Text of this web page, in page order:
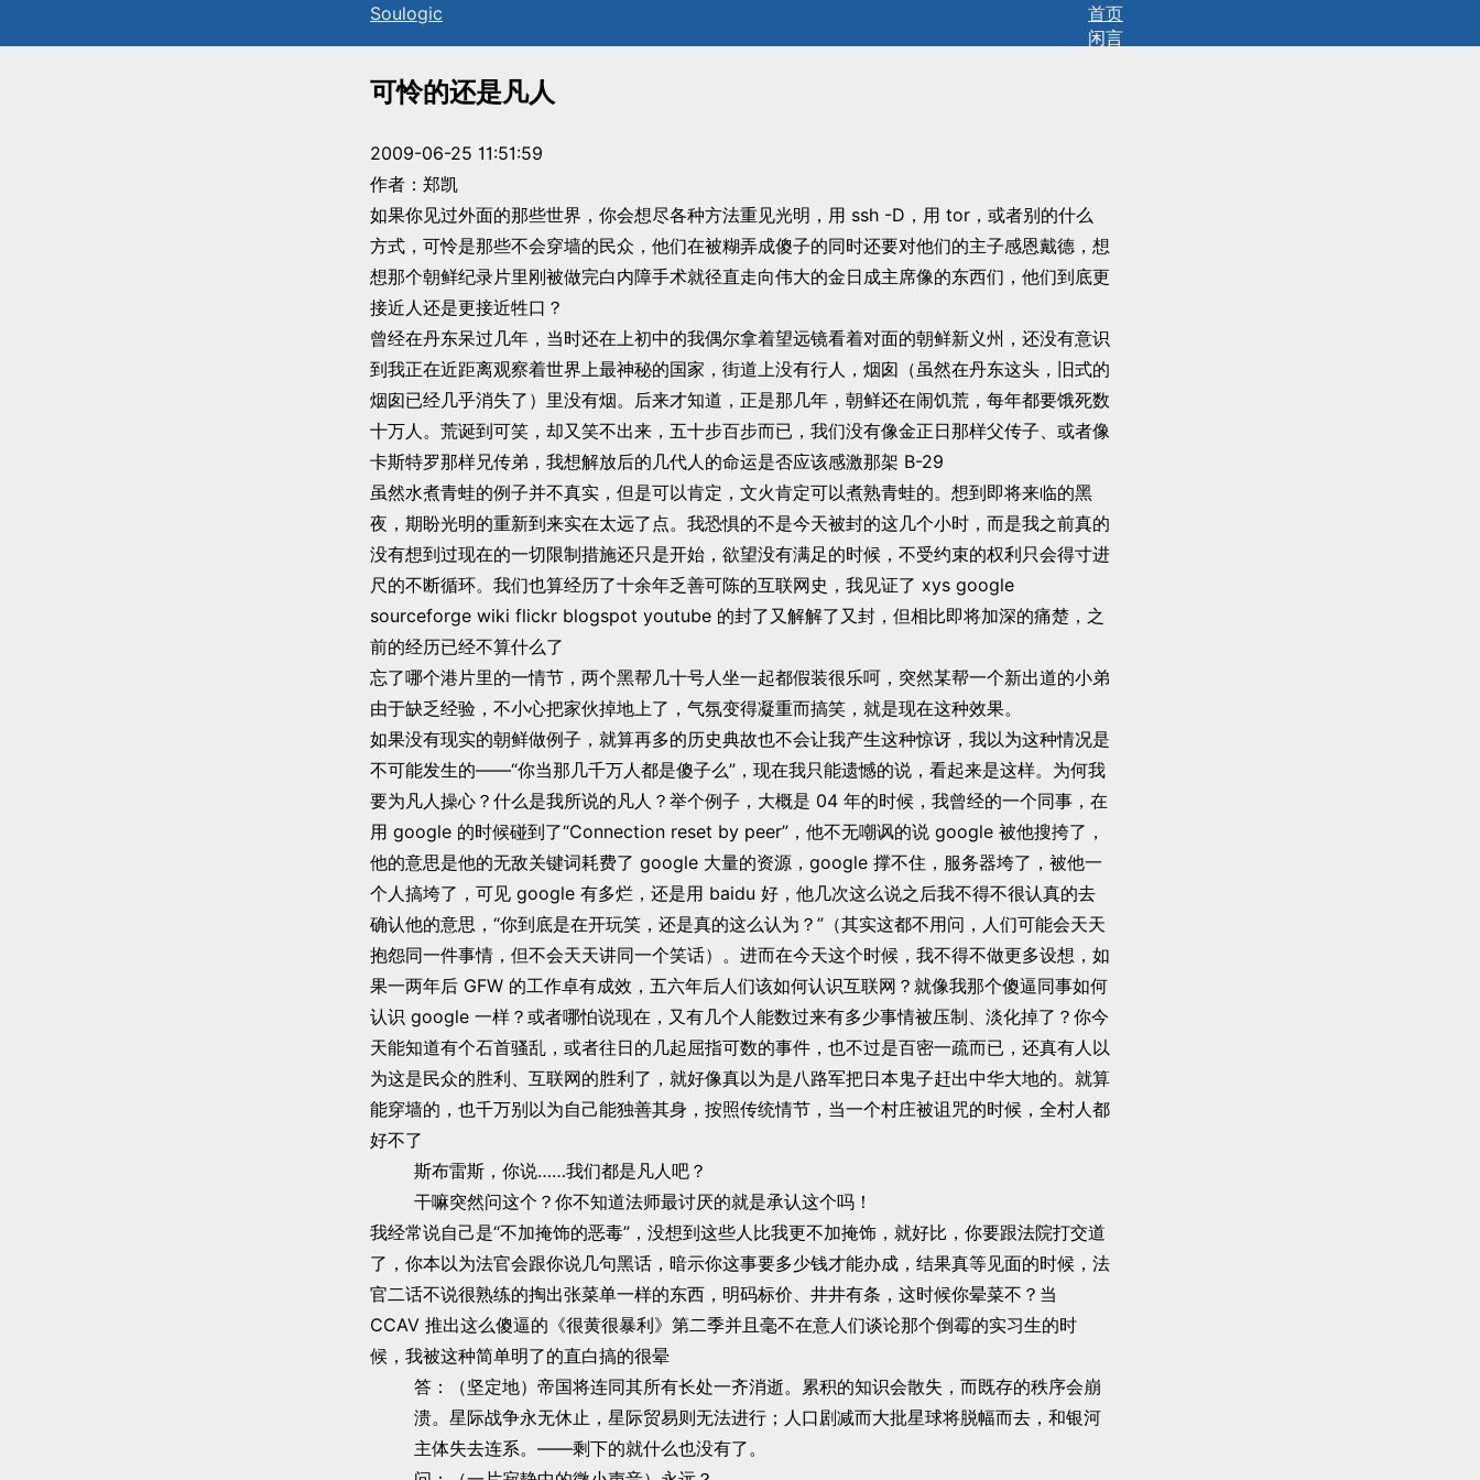
Soulogic
首页
闲言
可怜的还是凡人
2009-06-25 11:51:59
作者：郑凯
如果你见过外面的那些世界，你会想尽各种方法重见光明，用 ssh -D，用 tor，或者别的什么
方式，可怜是那些不会穿墙的民众，他们在被糊弄成傻子的同时还要对他们的主子感恩戴德，想
想那个朝鲜纪录片里刚被做完白内障手术就径直走向伟大的金日成主席像的东西们，他们到底更
接近人还是更接近牲口？
曾经在丹东呆过几年，当时还在上初中的我偶尔拿着望远镜看着对面的朝鲜新义州，还没有意识
到我正在近距离观察着世界上最神秘的国家，街道上没有行人，烟囱（虽然在丹东这头，旧式的
烟囱已经几乎消失了）里没有烟。后来才知道，正是那几年，朝鲜还在闹饥荒，每年都要饿死数
十万人。荒诞到可笑，却又笑不出来，五十步百步而已，我们没有像金正日那样父传子、或者像
卡斯特罗那样兄传弟，我想解放后的几代人的命运是否应该感激那架 B-29
虽然水煮青蛙的例子并不真实，但是可以肯定，文火肯定可以煮熟青蛙的。想到即将来临的黑
夜，期盼光明的重新到来实在太远了点。我恐惧的不是今天被封的这几个小时，而是我之前真的
没有想到过现在的一切限制措施还只是开始，欲望没有满足的时候，不受约束的权利只会得寸进
尺的不断循环。我们也算经历了十余年乏善可陈的互联网史，我见证了 xys google
sourceforge wiki flickr blogspot youtube 的封了又解解了又封，但相比即将加深的痛楚，之
前的经历已经不算什么了
忘了哪个港片里的一情节，两个黑帮几十号人坐一起都假装很乐呵，突然某帮一个新出道的小弟
由于缺乏经验，不小心把家伙掉地上了，气氛变得凝重而搞笑，就是现在这种效果。
如果没有现实的朝鲜做例子，就算再多的历史典故也不会让我产生这种惊讶，我以为这种情况是
不可能发生的——“你当那几千万人都是傻子么”，现在我只能遗憾的说，看起来是这样。为何我
要为凡人操心？什么是我所说的凡人？举个例子，大概是 04 年的时候，我曾经的一个同事，在
用 google 的时候碰到了“Connection reset by peer”，他不无嘲讽的说 google 被他搜挎了，
他的意思是他的无敌关键词耗费了 google 大量的资源，google 撑不住，服务器垮了，被他一
个人搞垮了，可见 google 有多烂，还是用 baidu 好，他几次这么说之后我不得不很认真的去
确认他的意思，“你到底是在开玩笑，还是真的这么认为？”（其实这都不用问，人们可能会天天
抱怨同一件事情，但不会天天讲同一个笑话）。进而在今天这个时候，我不得不做更多设想，如
果一两年后 GFW 的工作卓有成效，五六年后人们该如何认识互联网？就像我那个傻逼同事如何
认识 google 一样？或者哪怕说现在，又有几个人能数过来有多少事情被压制、淡化掉了？你今
天能知道有个石首骚乱，或者往日的几起屈指可数的事件，也不过是百密一疏而已，还真有人以
为这是民众的胜利、互联网的胜利了，就好像真以为是八路军把日本鬼子赶出中华大地的。就算
能穿墙的，也千万别以为自己能独善其身，按照传统情节，当一个村庄被诅咒的时候，全村人都
好不了
斯布雷斯，你说……我们都是凡人吧？
干嘛突然问这个？你不知道法师最讨厌的就是承认这个吗！
我经常说自己是“不加掩饰的恶毒”，没想到这些人比我更不加掩饰，就好比，你要跟法院打交道
了，你本以为法官会跟你说几句黑话，暗示你这事要多少钱才能办成，结果真等见面的时候，法
官二话不说很熟练的掏出张菜单一样的东西，明码标价、井井有条，这时候你晕菜不？当
CCAV 推出这么傻逼的《很黄很暴利》第二季并且毫不在意人们谈论那个倒霉的实习生的时
候，我被这种简单明了的直白搞的很晕
答：（坚定地）帝国将连同其所有长处一齐消逝。累积的知识会散失，而既存的秩序会崩
溃。星际战争永无休止，星际贸易则无法进行；人口剧减而大批星球将脱幅而去，和银河
主体失去连系。——剩下的就什么也没有了。